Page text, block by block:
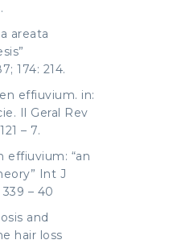
areata
174: 214.
effiuvium. in:
Il Geral Rev
– 7.
effiuvium: “an
Int J
– 40
and
hair loss